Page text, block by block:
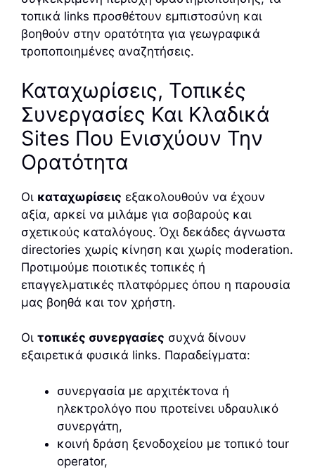
τοπικά links προσθέτουν εμπιστοσύνη και
βοηθούν στην ορατότητα για γεωγραφικά
τροποποιημένες αναζητήσεις.
Καταχωρίσεις, Τοπικές
Συνεργασίες Και Κλαδικά
Sites Που Ενισχύουν Την
Ορατότητα
Οι καταχωρίσεις εξακολουθούν να έχουν
αξία, αρκεί να μιλάμε για σοβαρούς και
σχετικούς καταλόγους. Όχι δεκάδες άγνωστα
directories χωρίς κίνηση και χωρίς moderation.
Προτιμούμε ποιοτικές τοπικές ή
επαγγελματικές πλατφόρμες όπου η παρουσία
μας βοηθά και τον χρήστη.
Οι τοπικές συνεργασίες συχνά δίνουν
εξαιρετικά φυσικά links. Παραδείγματα:
συνεργασία με αρχιτέκτονα ή
ηλεκτρολόγο που προτείνει υδραυλικό
συνεργάτη,
κοινή δράση ξενοδοχείου με τοπικό tour
operator,